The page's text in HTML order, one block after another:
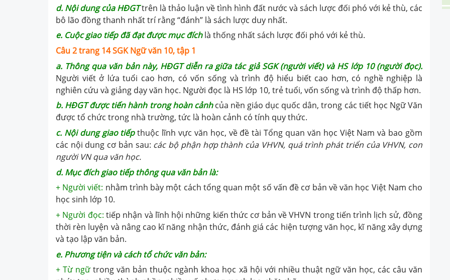
d. Nội dung của HĐGTtrên là thảo luận về tình hình đất nước và sách lược đối phó với kẻ thù, các
bô lão đồng thanh nhất trí rằng “đánh” là sách lược duy nhất.
e. Cuộc giao tiếp đã đạt được mục đích là thống nhất sách lược đối phó với kẻ thù.
Câu 2 trang 14 SGK Ngữ văn 10, tập 1
a. Thông qua văn bản này, HĐGT diễn ra giữa tác giả SGK (người viết) và HS lớp 10 (người đọc).
Người viết ở lứa tuổi cao hơn, có vốn sống và trình độ hiểu biết cao hơn, có nghề nghiệp là
nghiên cứu và giảng dạy văn học. Người đọc là HS lớp 10, trẻ tuổi, vốn sống và trình độ thấp hơn.
b. HĐGT được tiến hành trong hoàn cảnhcủa nền giáo dục quốc dân, trong các tiết học Ngữ Văn
được tổ chức trong nhà trường, tức là hoàn cảnh có tính quy thức.
c. Nội dung giao tiếpthuộc lĩnh vực văn học, về đề tài Tổng quan văn học Việt Nam và bao gồm
các nội dung cơ bản sau: các bộ phận hợp thành của VHVN, quá trình phát triển của VHVN, con
người VN qua văn học.
d. Mục đích giao tiếp thông qua văn bản là:
+ Người viết: nhằm trình bày một cách tổng quan một số vấn đề cơ bản về văn học Việt Nam cho
học sinh lớp 10.
+ Người đọc: tiếp nhận và lĩnh hội những kiến thức cơ bản về VHVN trong tiến trình lịch sử, đồng
thời rèn luyện và nâng cao kĩ năng nhận thức, đánh giá các hiện tượng văn học, kĩ năng xây dựng
và tạo lập văn bản.
e. Phương tiện và cách tổ chức văn bản:
+ Từ ngữ trong văn bản thuộc ngành khoa học xã hội với nhiều thuật ngữ văn học, các câu văn